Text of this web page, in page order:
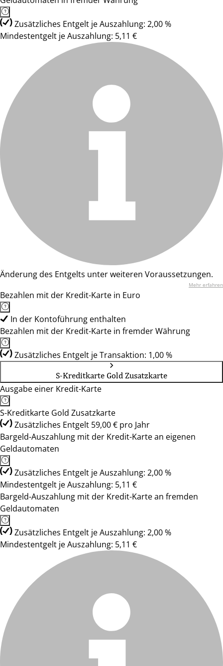
Zusätzliches Entgelt je Auszahlung: 2,00 %
Mindestentgelt je Auszahlung: 5,11 €
Änderung des Entgelts unter weiteren Voraussetzungen.
Mehr erfahren
Bezahlen mit der Kredit-Karte in Euro
In der Kontoführung enthalten
Bezahlen mit der Kredit-Karte in fremder Währung
Zusätzliches Entgelt je Transaktion: 1,00 %
S-Kreditkarte Gold Zusatzkarte
Ausgabe einer Kredit-Karte
S-Kreditkarte Gold Zusatzkarte
Zusätzliches Entgelt 59,00 € pro Jahr
Bargeld-Auszahlung mit der Kredit-Karte an eigenen
Geldautomaten
Zusätzliches Entgelt je Auszahlung: 2,00 %
Mindestentgelt je Auszahlung: 5,11 €
Bargeld-Auszahlung mit der Kredit-Karte an fremden
Geldautomaten
Zusätzliches Entgelt je Auszahlung: 2,00 %
Mindestentgelt je Auszahlung: 5,11 €